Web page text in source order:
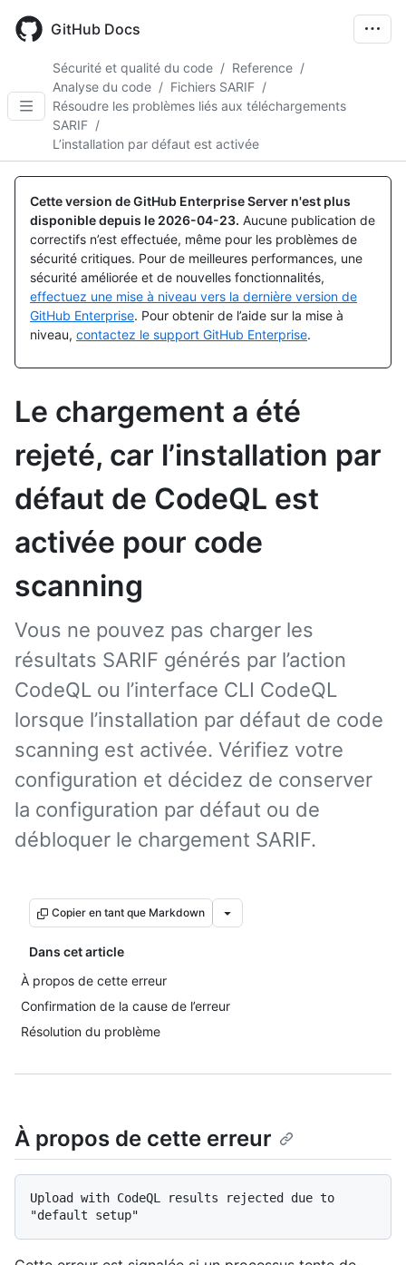
main
GitHub Docs
Sécurité et qualité du code / Reference /
Analyse du code / Fichiers SARIF /
Résoudre les problèmes liés aux téléchargements
SARIF /
L’installation par défaut est activée
Cette version de GitHub Enterprise Server n'est plus
disponible depuis le 2026-04-23. Aucune publication de
correctifs n’est effectuée, même pour les problèmes de
sécurité critiques. Pour de meilleures performances, une
sécurité améliorée et de nouvelles fonctionnalités,
effectuez une mise à niveau vers la dernière version de
GitHub Enterprise. Pour obtenir de l’aide sur la mise à
niveau, contactez le support GitHub Enterprise.
Le chargement a été
rejeté, car l’installation par
défaut de CodeQL est
activée pour code
scanning
Vous ne pouvez pas charger les
résultats SARIF générés par l’action
CodeQL ou l’interface CLI CodeQL
lorsque l’installation par défaut de code
scanning est activée. Vérifiez votre
configuration et décidez de conserver
la configuration par défaut ou de
débloquer le chargement SARIF.
Copier en tant que Markdown
Dans cet article
À propos de cette erreur
Confirmation de la cause de l’erreur
Résolution du problème
À propos de cette erreur
Upload with CodeQL results rejected due to